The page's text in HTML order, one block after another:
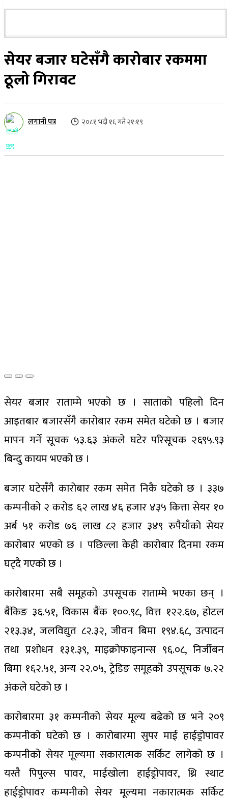
सेयर बजार घटेसँगै कारोबार रकममा
ठूलो गिरावट
लगानी पत्र २०८१ भदौ १६ गते २१:१९
सेयर बजार राताम्मे भएको छ । साताको पहिलो दिन
आइतबार बजारसँगै कारोबार रकम समेत घटेको छ । बजार
मापन गर्ने सूचक ५३.६३ अंकले घटेर परिसूचक २६९५.९३
बिन्दु कायम भएको छ ।
बजार घटेसँगै कारोबार रकम समेत निकै घटेको छ । ३३७
कम्पनीको २ करोड ६२ लाख ४६ हजार ४३५ कित्ता सेयर १०
अर्ब ५१ करोड ७६ लाख ८२ हजार ३४९ रुपैयाँको सेयर
कारोबार भएको छ । पछिल्ला केही कारोबार दिनमा रकम
घट्दै गएको छ ।
कारोबारमा सबै समूहको उपसूचक राताम्मे भएका छन् ।
बैंकिङ ३६.५१, विकास बैंक १००.९८, वित्त १२२.६७, होटल
२१३.३४, जलविद्युत ८२.३२, जीवन बिमा १९४.६८, उत्पादन
तथा प्रशोधन १३१.३९, माइक्रोफाइनान्स ९६.०८, निर्जीबन
बिमा १६२.५१, अन्य २२.०५, ट्रेडिङ समूहको उपसूचक ७.२२
अंकले घटेको छ ।
कारोबारमा ३१ कम्पनीको सेयर मूल्य बढेको छ भने २०९
कम्पनीको घटेको छ । कारोबारमा सुपर माई हाईड्रोपावर
कम्पनीको सेयर मूल्यमा सकारात्मक सर्किट लागेको छ ।
यस्तै पिपुल्स पावर, माईखोला हाईड्रोपावर, थ्रि स्थाट
हाईड्रोपावर कम्पनीको सेयर मूल्यमा नकारात्मक सर्किट